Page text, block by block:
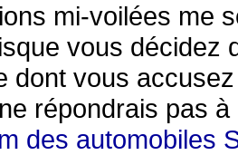
mi-voilées me
vous décidez
dont vous
répondrais pas
des automobiles